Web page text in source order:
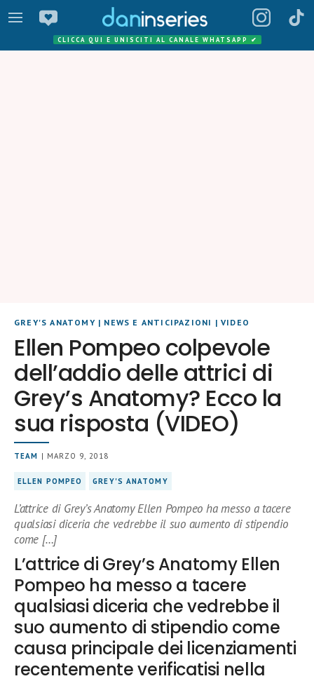
CLICCA QUI E UNISCITI AL CANALE WHATSAPP ✔
GREY'S ANATOMY| NEWS E ANTICIPAZIONI |VIDEO
Ellen Pompeo colpevole
dell’addio delle attrici di
Grey’s Anatomy? Ecco la
sua risposta (VIDEO)
TEAM | MARZO 9, 2018
ELLEN POMPEO GREY'S ANATOMY
L’attrice di Grey’s Anatomy Ellen Pompeo ha messo a tacere
qualsiasi diceria che vedrebbe il suo aumento di stipendio
come […]
L’attrice di Grey’s Anatomy Ellen
Pompeo ha messo a tacere
qualsiasi diceria che vedrebbe il
suo aumento di stipendio come
causa principale dei licenziamenti
recentemente verificatisi nella